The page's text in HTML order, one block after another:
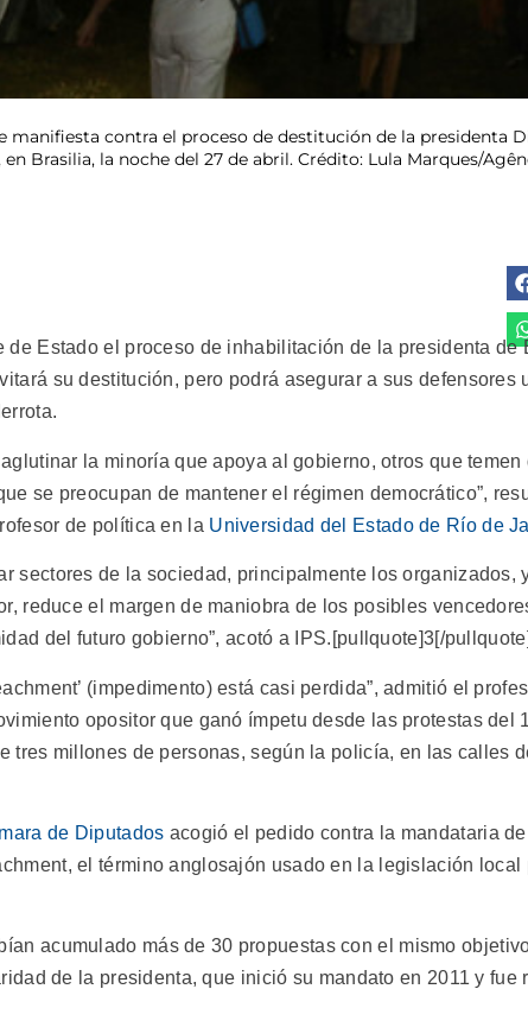
manifiesta contra el proceso de destitución de la presidenta
Brasilia, la noche del 27 de abril. Crédito: Lula Marques/
de Estado el proceso de inhabilitación de la presidenta de
su destitución, pero podrá asegurar a sus defensores
la minoría que apoya al gobierno, otros que
se preocupan de mantener el régimen democrático”,
de política en la Universidad del Estado de Río de
sectores de la sociedad, principalmente los organizados,
reduce el margen de maniobra de los posibles
del futuro gobierno”, acotó a IPS.[pullquote]3[/pullquote]
(impedimento) está casi perdida”, admitió el
opositor que ganó ímpetu desde las protestas del
tres millones de personas, según la policía, en las calles
de Diputados acogió el pedido contra la mandataria
el término anglosajón usado en la legislación
acumulado más de 30 propuestas con el mismo
de la presidenta, que inició su mandato en 2011 y fue